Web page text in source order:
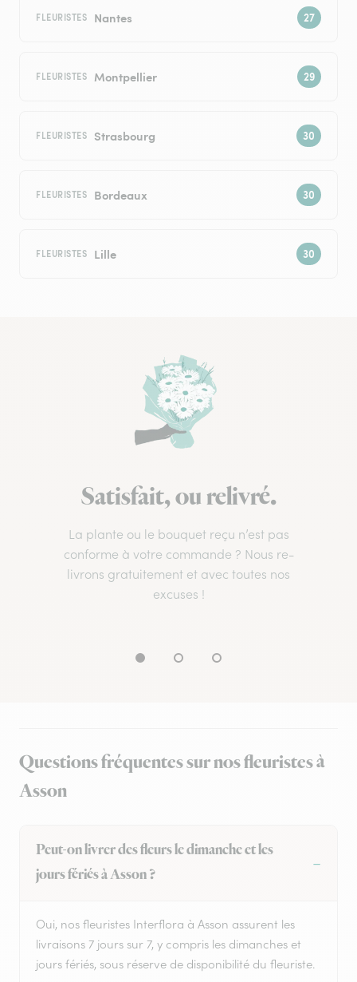
FLEURISTES Nantes
FLEURISTES Montpellier
FLEURISTES Strasbourg
FLEURISTES Bordeaux
FLEURISTES Lille
Satisfait, ou relivré.
La plante ou le bouquet reçu n’est pas
conforme à votre commande ? Nous re-
livrons gratuitement et avec toutes nos
excuses !
Questions fréquentes sur nos fleuristes à
Asson
Peut-on livrer des fleurs le dimanche et les
jours fériés à Asson ?
Oui, nos fleuristes Interflora à Asson assurent les
livraisons 7 jours sur 7, y compris les dimanches et
jours fériés, sous réserve de disponibilité du fleuriste.